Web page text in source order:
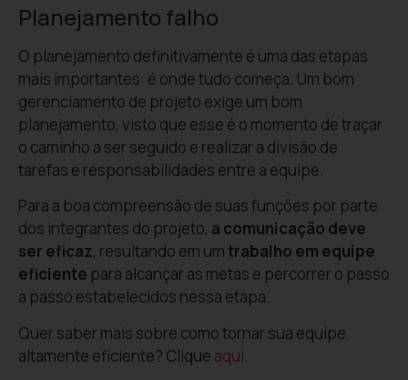
Planejamento falho
O planejamento definitivamente é uma das etapas
mais importantes: é onde tudo começa. Um bom
gerenciamento de projeto exige um bom
planejamento, visto que esse é o momento de traçar
o caminho a ser seguido e realizar a divisão de
tarefas e responsabilidades entre a equipe.
Para a boa compreensão de suas funções por parte
dos integrantes do projeto, a comunicação deve
ser eficaz, resultando em um trabalho em equipe
eficiente para alcançar as metas e percorrer o passo
a passo estabelecidos nessa etapa.
Quer saber mais sobre como tornar sua equipe
altamente eficiente? Clique aqui.